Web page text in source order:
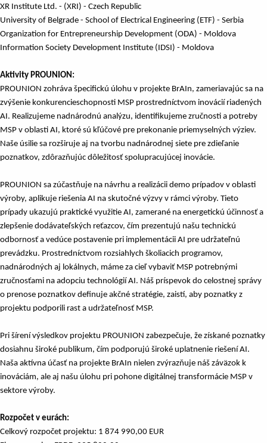
XR Institute Ltd. - (XRI) - Czech Republic
University of Belgrade - School of Electrical Engineering (ETF) - Serbia
Organization for Entrepreneurship Development (ODA) - Moldova
Information Society Development Institute (IDSI) - Moldova
Aktivity PROUNION:
PROUNION zohráva špecifickú úlohu v projekte BrAIn, zameriavajúc sa na
zvýšenie konkurencieschopnosti MSP prostredníctvom inovácií riadených
AI. Realizujeme nadnárodnú analýzu, identifikujeme zručnosti a potreby
MSP v oblasti AI, ktoré sú kľúčové pre prekonanie priemyselných výziev.
Naše úsilie sa rozširuje aj na tvorbu nadnárodnej siete pre zdieľanie
poznatkov, zdôrazňujúc dôležitosť spolupracujúcej inovácie.
PROUNION sa zúčastňuje na návrhu a realizácii demo prípadov v oblasti
výroby, aplikuje riešenia AI na skutočné výzvy v rámci výroby. Tieto
prípady ukazujú praktické využitie AI, zamerané na energetickú účinnosť a
zlepšenie dodávateľských reťazcov, čím prezentujú našu technickú
odbornosť a vedúce postavenie pri implementácii AI pre udržateľnú
prevádzku. Prostredníctvom rozsiahlych školiacich programov,
nadnárodných aj lokálnych, máme za cieľ vybaviť MSP potrebnými
zručnosťami na adopciu technológií AI. Náš príspevok do celostnej správy
o prenose poznatkov definuje akčné stratégie, zaistí, aby poznatky z
projektu podporili rast a udržateľnosť MSP.
Pri šírení výsledkov projektu PROUNION zabezpečuje, že získané poznatky
dosiahnu široké publikum, čím podporujú široké uplatnenie riešení AI.
Naša aktívna účasť na projekte BrAIn nielen zvýrazňuje náš záväzok k
inováciám, ale aj našu úlohu pri pohone digitálnej transformácie MSP v
sektore výroby.
Rozpočet v eurách:
Celkový rozpočet projektu: 1 874 990,00 EUR